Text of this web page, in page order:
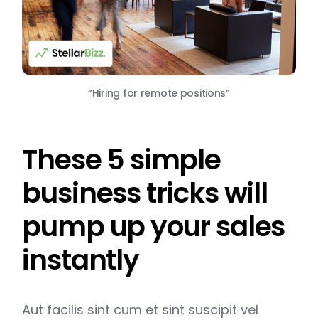
“Hiring for remote positions”
These 5 simple
business tricks will
pump up your sales
instantly
Aut facilis sint cum et sint suscipit vel